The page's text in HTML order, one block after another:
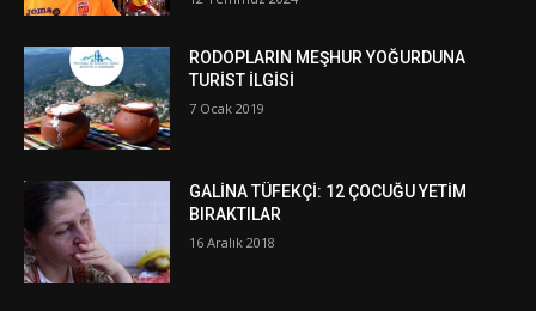
RODOPLARIN MEŞHUR YOĞURDUNA
TURİST İLGİSİ
7 Ocak 2019
GALİNA TÜFEKÇİ: 12 ÇOCUĞU YETİM
BIRAKTILAR
16 Aralık 2018